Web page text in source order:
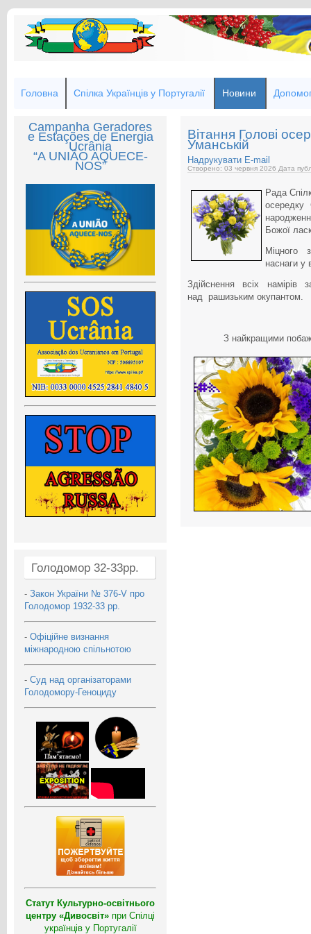
Головна Спілка Українців у Португалії Новини
Campanha Geradores
e Estações de Energia
Ucrânia
“A UNIÃO AQUECE-
NOS”
Голодомор 32-33рр.
- Закон України № 376-V про
Голодомор 1932-33 рр.
- Офіційне визнання
міжнародною спільнотою
- Суд над організаторами
Голодомору-Геноциду
Статут Культурно-освітнього
центру «Дивосвіт» при Спілці
українців у Португалії
Вітання Голові
Уманській
Надрукувати E-mail
Створено: 03 червня 2026 Дата
Рада
Божої
Міцного
наснаги у
Здійснення всіх намірів
над рашизьким окупантом.
З найкращими